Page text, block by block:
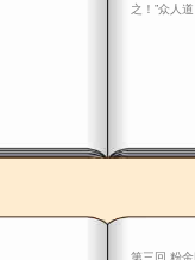
之！”众人
第三回 粉